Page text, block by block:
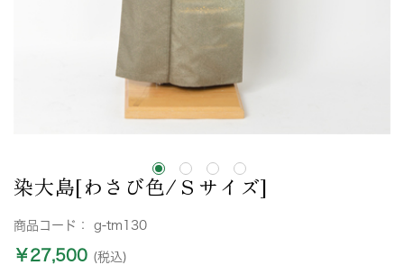
染大島[わさび色/Ｓサイズ]
商品コード： g-tm130
￥27,500 (税込)